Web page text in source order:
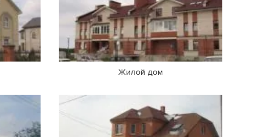
Жилой дом